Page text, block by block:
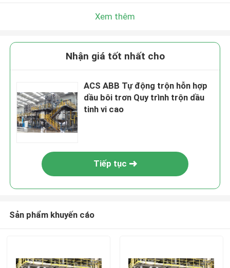
Xem thêm
Nhận giá tốt nhất cho
ACS ABB Tự động trộn hỗn hợp
dầu bôi trơn Quy trình trộn dầu
tinh vi cao
Tiếp tục
Sản phẩm khuyến cáo